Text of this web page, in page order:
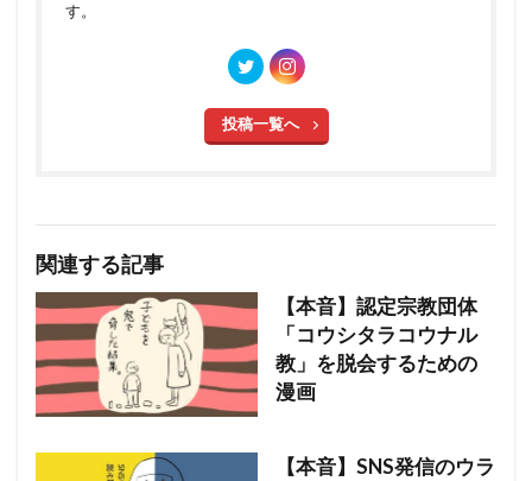
す。
投稿一覧へ
関連する記事
【本音】認定宗教団体
「コウシタラコウナル
教」を脱会するための
漫画
【本音】SNS発信のウラ